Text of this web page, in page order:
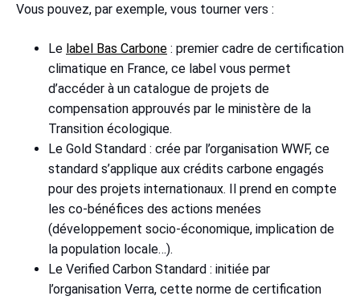
Vous pouvez, par exemple, vous tourner vers :
Le label Bas Carbone : premier cadre de certification
climatique en France, ce label vous permet
d’accéder à un catalogue de projets de
compensation approuvés par le ministère de la
Transition écologique.
Le Gold Standard : crée par l’organisation WWF, ce
standard s’applique aux crédits carbone engagés
pour des projets internationaux. Il prend en compte
les co-bénéfices des actions menées
(développement socio-économique, implication de
la population locale…).
Le Verified Carbon Standard : initiée par
l’organisation Verra, cette norme de certification